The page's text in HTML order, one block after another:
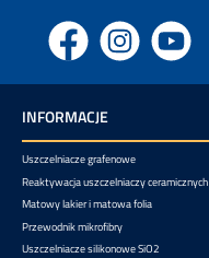
Facebook Instagram YouTube
INFORMACJE
Uszczelniacze grafenowe
Reaktywacja uszczelniaczy ceramicznych
Matowy lakier i matowa folia
Przewodnik mikrofibry
Uszczelniacze silikonowe SiO2